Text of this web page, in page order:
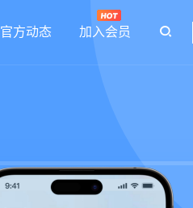
官方动态 加入会员